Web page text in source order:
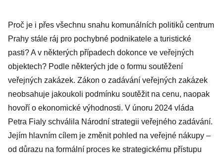
Proč je i přes všechnu snahu komunálních politiků centrum
Prahy stále ráj pro pochybné podnikatele a turistické
pasti? A v některých případech dokonce ve veřejných
objektech? Podle některých jde o formu soutěžení
veřejných zakázek. Zákon o zadávání veřejných zakázek
neobsahuje jakoukoli podmínku soutěžit na cenu, naopak
hovoří o ekonomické výhodnosti. V únoru 2024 vláda
Petra Fialy schválila Národní strategii veřejného zadávání.
Jejím hlavním cílem je změnit pohled na veřejné nákupy –
od důrazu na formální proces ke strategickému přístupu